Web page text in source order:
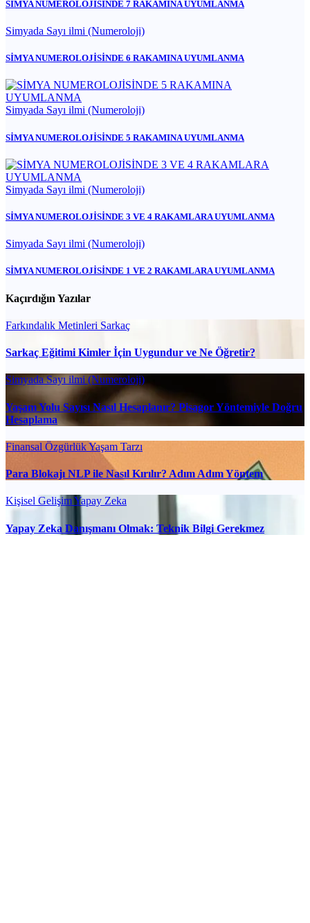
SİMYA NUMEROLOJİSİNDE 7 RAKAMINA UYUMLANMA
Simyada Sayı ilmi (Numeroloji)
SİMYA NUMEROLOJİSİNDE 6 RAKAMINA UYUMLANMA
Simyada Sayı ilmi (Numeroloji)
SİMYA NUMEROLOJİSİNDE 5 RAKAMINA UYUMLANMA
Simyada Sayı ilmi (Numeroloji)
SİMYA NUMEROLOJİSİNDE 3 VE 4 RAKAMLARA UYUMLANMA
Simyada Sayı ilmi (Numeroloji)
SİMYA NUMEROLOJİSİNDE 1 VE 2 RAKAMLARA UYUMLANMA
Kaçırdığın Yazılar
Farkındalık Metinleri Sarkaç
Sarkaç Eğitimi Kimler İçin Uygundur ve Ne Öğretir?
Simyada Sayı ilmi (Numeroloji)
Yaşam Yolu Sayısı Nasıl Hesaplanır? Pisagor Yöntemiyle Doğru
Hesaplama
Finansal ÖzgürlükYaşam Tarzı
Para Blokajı NLP ile Nasıl Kırılır? Adım Adım Yöntem
Kişisel GelişimYapay Zeka
Yapay Zeka Danışmanı Olmak: Teknik Bilgi Gerekmez